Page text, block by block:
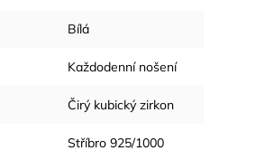
Bílá
Každodenní nošení
Čirý kubický zirkon
Stříbro 925/1000